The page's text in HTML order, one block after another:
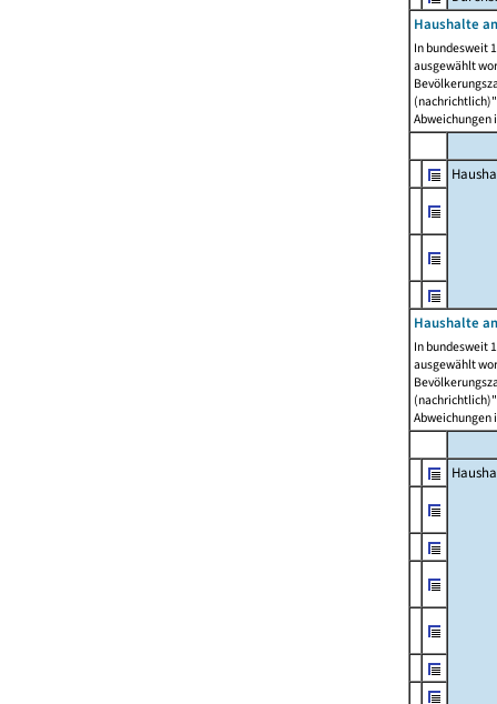
Haushalte
In bundesweit
ausgewählt
Abweichungen
Haushalte
In bundesweit
ausgewählt
Abweichungen